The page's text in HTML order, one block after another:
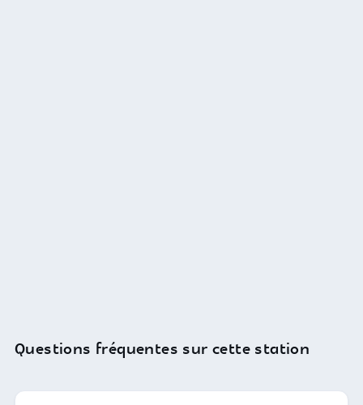
Questions fréquentes sur cette station